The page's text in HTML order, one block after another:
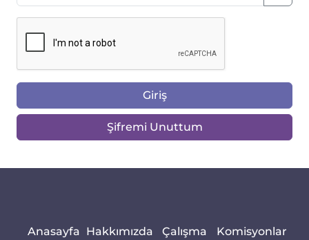
Giriş
Şifremi Unuttum
Anasayfa Hakkımızda
Çalışma
Komisyonlar